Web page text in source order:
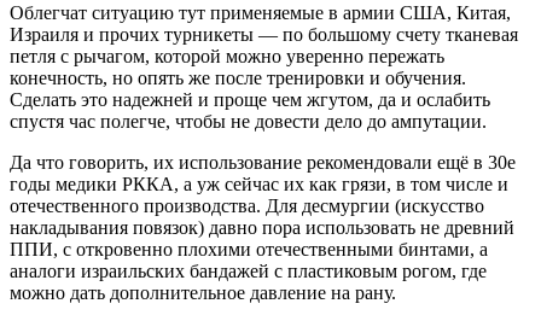
Облегчат ситуацию тут применяемые в армии США, Китая,
Израиля и прочих турникеты — по большому счету тканевая
петля с рычагом, которой можно уверенно пережать
конечность, но опять же после тренировки и обучения.
Сделать это надежней и проще чем жгутом, да и ослабить
спустя час полегче, чтобы не довести дело до ампутации.
Да что говорить, их использование рекомендовали ещё в 30е
годы медики РККА, а уж сейчас их как грязи, в том числе и
отечественного производства. Для десмургии (искусство
накладывания повязок) давно пора использовать не древний
ППИ, с откровенно плохими отечественными бинтами, а
аналоги израильских бандажей с пластиковым рогом, где
можно дать дополнительное давление на рану.